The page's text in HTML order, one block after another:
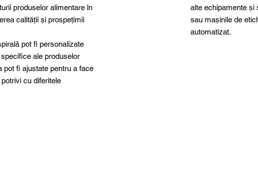
produselor alimentare în
calității și prospețimii
pot fi personalizate
ale produselor
pot fi ajustate pentru a face
cu diferitele
alte echipamente și
sau mașinile de
automatizat.